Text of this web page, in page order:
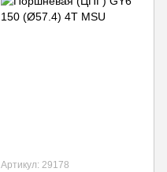
Артикул: 29178